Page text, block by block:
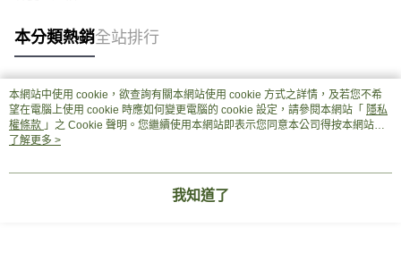
本分類熱銷全站排行
熱門標籤
本網站中使用 cookie，欲查詢有關本網站使用 cookie 方式之詳情，及若您不希
望在電腦上使用 cookie 時應如何變更電腦的 cookie 設定，請參閱本網站「 隱私
權條款 」之 Cookie 聲明。您繼續使用本網站即表示您同意本公司得按本網站使
用條款之 Cookie 聲明使用 cookie。
了解更多 >
我知道了